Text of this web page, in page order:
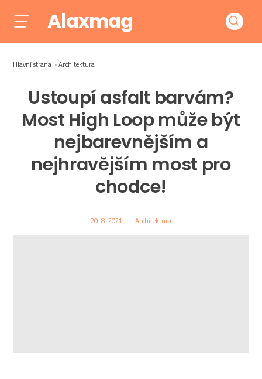
Alaxmag
Hlavní strana Architektura
Ustoupí asfalt barvám?
Most High Loop může být
nejbarevnějším a
nejhravějším most pro
chodce!
20. 8. 2021 Architektura